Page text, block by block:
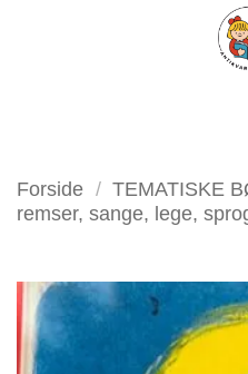
Forside / TEMATISKE
remser, sange, lege,